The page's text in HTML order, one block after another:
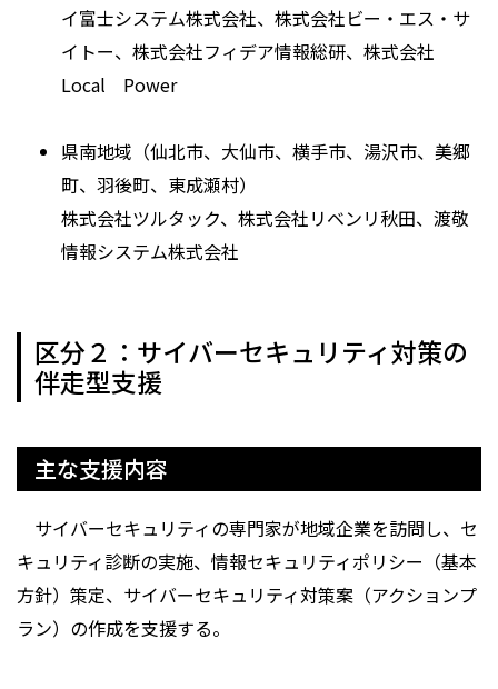
イ富士システム株式会社、株式会社ビー・エス・サ
イトー、株式会社フィデア情報総研、株式会社
Local Power
県南地域（仙北市、大仙市、横手市、湯沢市、美郷
町、羽後町、東成瀬村）
株式会社ツルタック、株式会社リベンリ秋田、渡敬
情報システム株式会社
区分２：サイバーセキュリティ対策の
伴走型支援
主な支援内容
サイバーセキュリティの専門家が地域企業を訪問し、セ
キュリティ診断の実施、情報セキュリティポリシー（基本
方針）策定、サイバーセキュリティ対策案（アクションプ
ラン）の作成を支援する。